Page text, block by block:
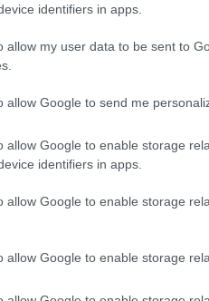
identifiers in apps.
allow my user data to be sent to
allow Google to send me
allow Google to enable storage
identifiers in apps.
allow Google to enable storage
allow Google to enable storage
kapcsán